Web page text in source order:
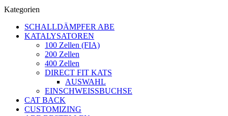
Kategorien
SCHALLDÄMPFER ABE
KATALYSATOREN
100 Zellen (FIA)
200 Zellen
400 Zellen
DIRECT FIT KATS
AUSWAHL
EINSCHWEISSBUCHSE
CAT BACK
CUSTOMIZING